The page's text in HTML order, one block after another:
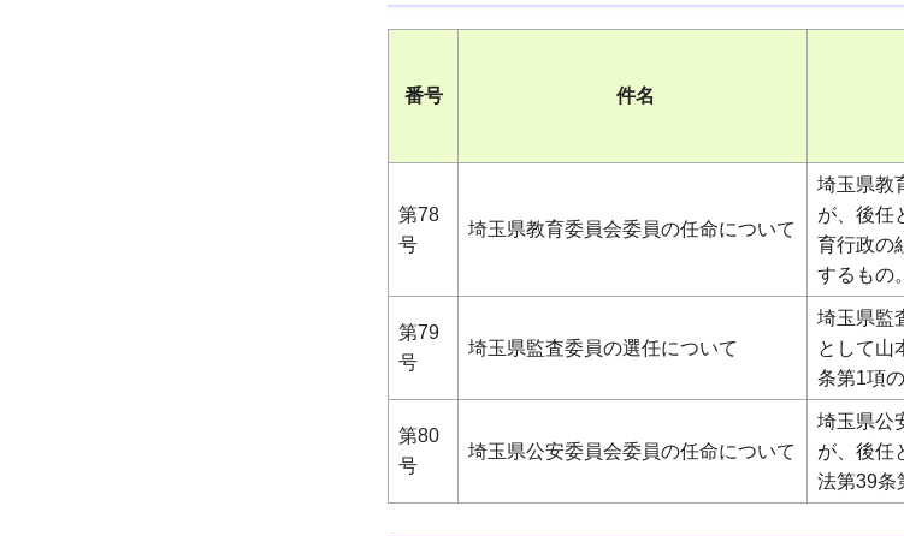
番号 件名
第78
号
埼玉県教育委員会委員の任命について
埼玉県教
が、後任
育行政の
するもの。
第79
号
埼玉県監査委員の選任について
埼玉県監
として山
条第1項
第80
号
埼玉県公安委員会委員の任命について
埼玉県公
が、後任
法第39条